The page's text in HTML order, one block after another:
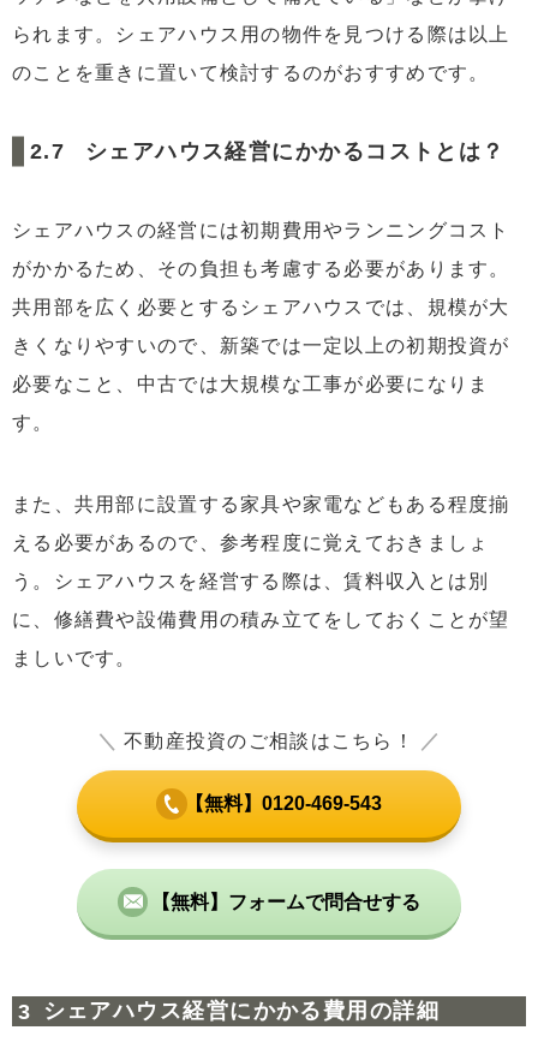
られます。シェアハウス用の物件を見つける際は以上
のことを重きに置いて検討するのがおすすめです。
シェアハウス経営にかかるコストとは？
シェアハウスの経営には初期費用やランニングコスト
がかかるため、その負担も考慮する必要があります。
共用部を広く必要とするシェアハウスでは、規模が大
きくなりやすいので、新築では一定以上の初期投資が
必要なこと、中古では大規模な工事が必要になりま
す。
また、共用部に設置する家具や家電などもある程度揃
える必要があるので、参考程度に覚えておきましょ
う。シェアハウスを経営する際は、賃料収入とは別
に、修繕費や設備費用の積み立てをしておくことが望
ましいです。
＼ 不動産投資のご相談はこちら！ ／
【無料】0120-469-543
【無料】フォームで問合せする
シェアハウス経営にかかる費用の詳細